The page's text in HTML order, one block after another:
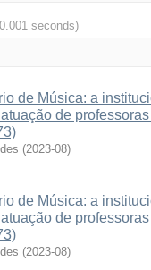
seconds)
de Música: a
de
(2023-08)
de Música: a
de
(2023-08)